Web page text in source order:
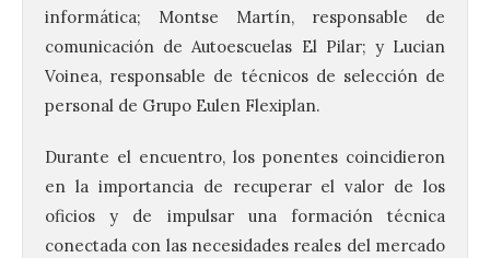
informática; Montse Martín, responsable de
comunicación de Autoescuelas El Pilar; y Lucian
Voinea, responsable de técnicos de selección de
personal de Grupo Eulen Flexiplan.
Durante el encuentro, los ponentes coincidieron
en la importancia de recuperar el valor de los
oficios y de impulsar una formación técnica
conectada con las necesidades reales del mercado